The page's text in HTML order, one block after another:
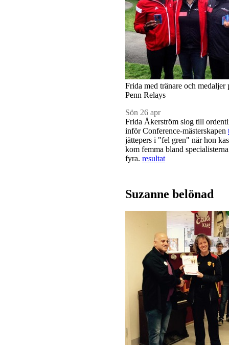
Frida med tränare och medaljer
Penn Relays
Sön 26 apr
Frida Åkerström slog till
inför Conference-mästerskapen
jättepers i "fel gren" när hon
kom femma bland
fyra. resultat
Suzanne belönad